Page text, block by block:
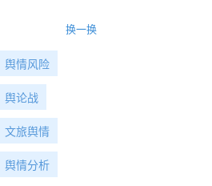
换一换
舆情风险
舆论战
文旅舆情
舆情分析